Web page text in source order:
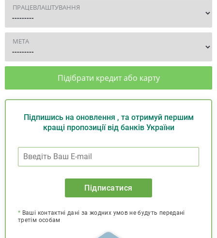
ПРАЦЕВЛАШТУВАННЯ
МЕТА
Підібрати кредит або карту
Підпишись на оновлення , та отримуй першим
кращі пропозиції від банків України
Підписатися
* Ваші контактні дані за жодних умов не будуть передані
третім особам